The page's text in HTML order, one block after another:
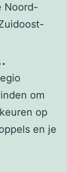
Noord-
om
op
en je